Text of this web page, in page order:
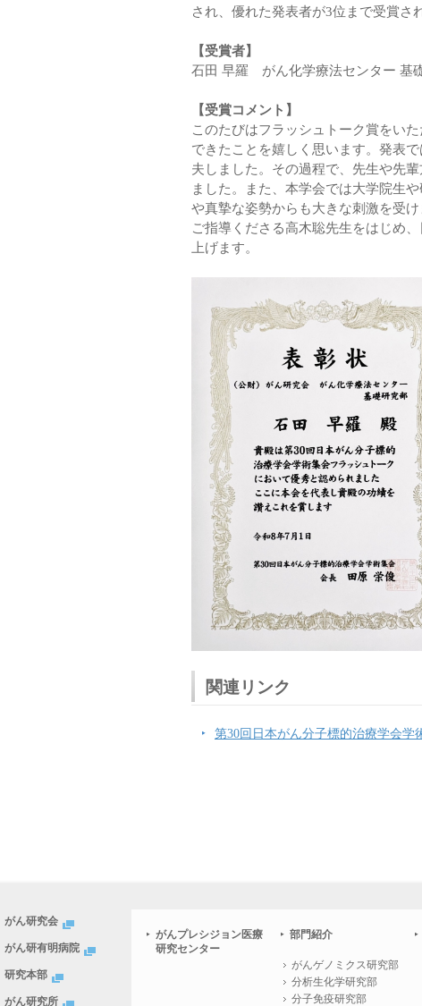
され、優れた発表者が3位まで受賞さ
【受賞者】
石田 早羅 がん化学療法センター 基
【受賞コメント】
このたびはフラッシュトーク賞をい
できたことを嬉しく思います。発表
夫しました。その過程で、先生や先
ました。また、本学会では大学院生
や真摯な姿勢からも大きな刺激を受
ご指導くださる高木聡先生をはじめ
上げます。
関連リンク
第30回日本がん分子標的治療学会学
がん研究会
がん研有明病院
研究本部
がん研究所
がんプレシジョン医療
研究センター
部門紹介
がんゲノミクス研究部
分析生化学研究部
分子免疫研究部